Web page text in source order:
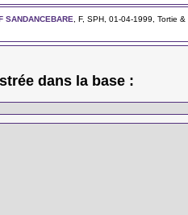
SANDANCEBARE
, F, SPH, 01-04-1999, Tortie &
dans la base :